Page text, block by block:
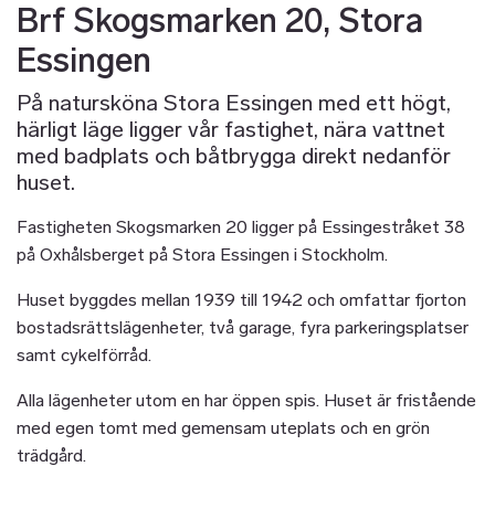
Brf Skogsmarken 20, Stora
Essingen
På natursköna Stora Essingen med ett högt,
härligt läge ligger vår fastighet, nära vattnet
med badplats och båtbrygga direkt nedanför
huset.
Fastigheten Skogsmarken 20 ligger på Essingestråket 38
på Oxhålsberget på Stora Essingen i Stockholm.
Huset byggdes mellan 1939 till 1942 och omfattar fjorton
bostadsrättslägenheter, två garage, fyra parkeringsplatser
samt cykelförråd.
Alla lägenheter utom en har öppen spis. Huset är fristående
med egen tomt med gemensam uteplats och en grön
trädgård.